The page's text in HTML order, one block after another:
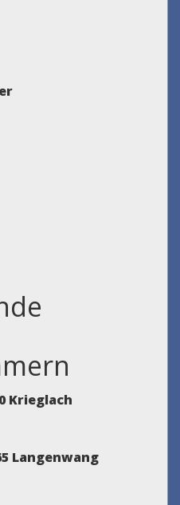
Krieglach
Langenwang